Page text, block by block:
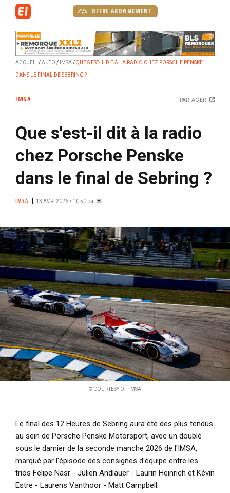
c
p
a
l
OFFRE ABONNEMENT
ACCUEIL AUTO IMSA QUE S'EST-IL DIT À LA RADIO CHEZ PORSCHE PENSKE
DANS LE FINAL DE SEBRING ?
IMSA PARTAGER
Que s'est-il dit à la radio
chez Porsche Penske
dans le final de Sebring ?
IMSA 13 AVR. 2026 • 10:50 par EI
© COURTESY OF IMSA
Le final des 12 Heures de Sebring aura été des plus tendus
au sein de Porsche Penske Motorsport, avec un doublé
sous le damier de la seconde manche 2026 de l'IMSA,
marqué par l'épisode des consignes d'équipe entre les
trios Felipe Nasr - Julien Andlauer - Laurin Heinrich et Kévin
Estre - Laurens Vanthoor - Matt Campbell.